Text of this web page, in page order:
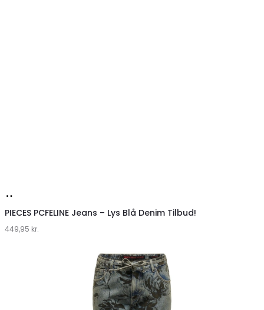
hos
Klædeskabet.dk
PIECES PCFELINE Jeans – Lys Blå Denim Tilbud!
449,95 kr.